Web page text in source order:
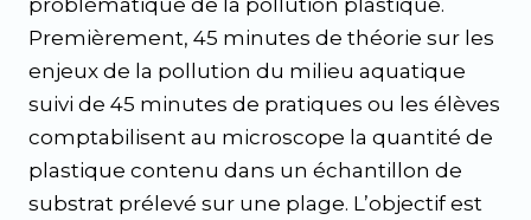
problématique de la pollution plastique.
Premièrement, 45 minutes de théorie sur les
enjeux de la pollution du milieu aquatique
suivi de 45 minutes de pratiques ou les élèves
comptabilisent au microscope la quantité de
plastique contenu dans un échantillon de
substrat prélevé sur une plage. L’objectif est